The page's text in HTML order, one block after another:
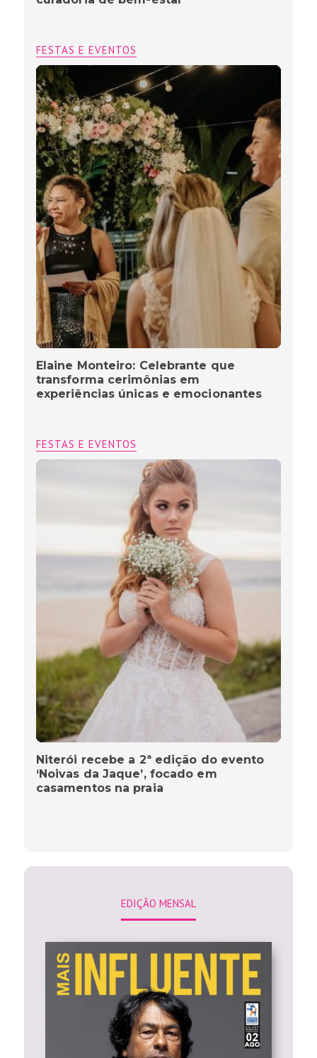
FESTAS E EVENTOS
Elaine Monteiro: Celebrante que
transforma cerimônias em
experiências únicas e emocionantes
FESTAS E EVENTOS
Niterói recebe a 2ª edição do evento
‘Noivas da Jaque’, focado em
casamentos na praia
EDIÇÃO MENSAL